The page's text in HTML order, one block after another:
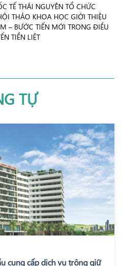
TẾ THÁI NGUYÊN TỔ CHỨC
THẢO KHOA HỌC GIỚI THIỆU
– BƯỚC TIẾN MỚI TRONG ĐIỀU
TIỀN LIỆT
TỰ
cung cấp dịch vụ trông giữ